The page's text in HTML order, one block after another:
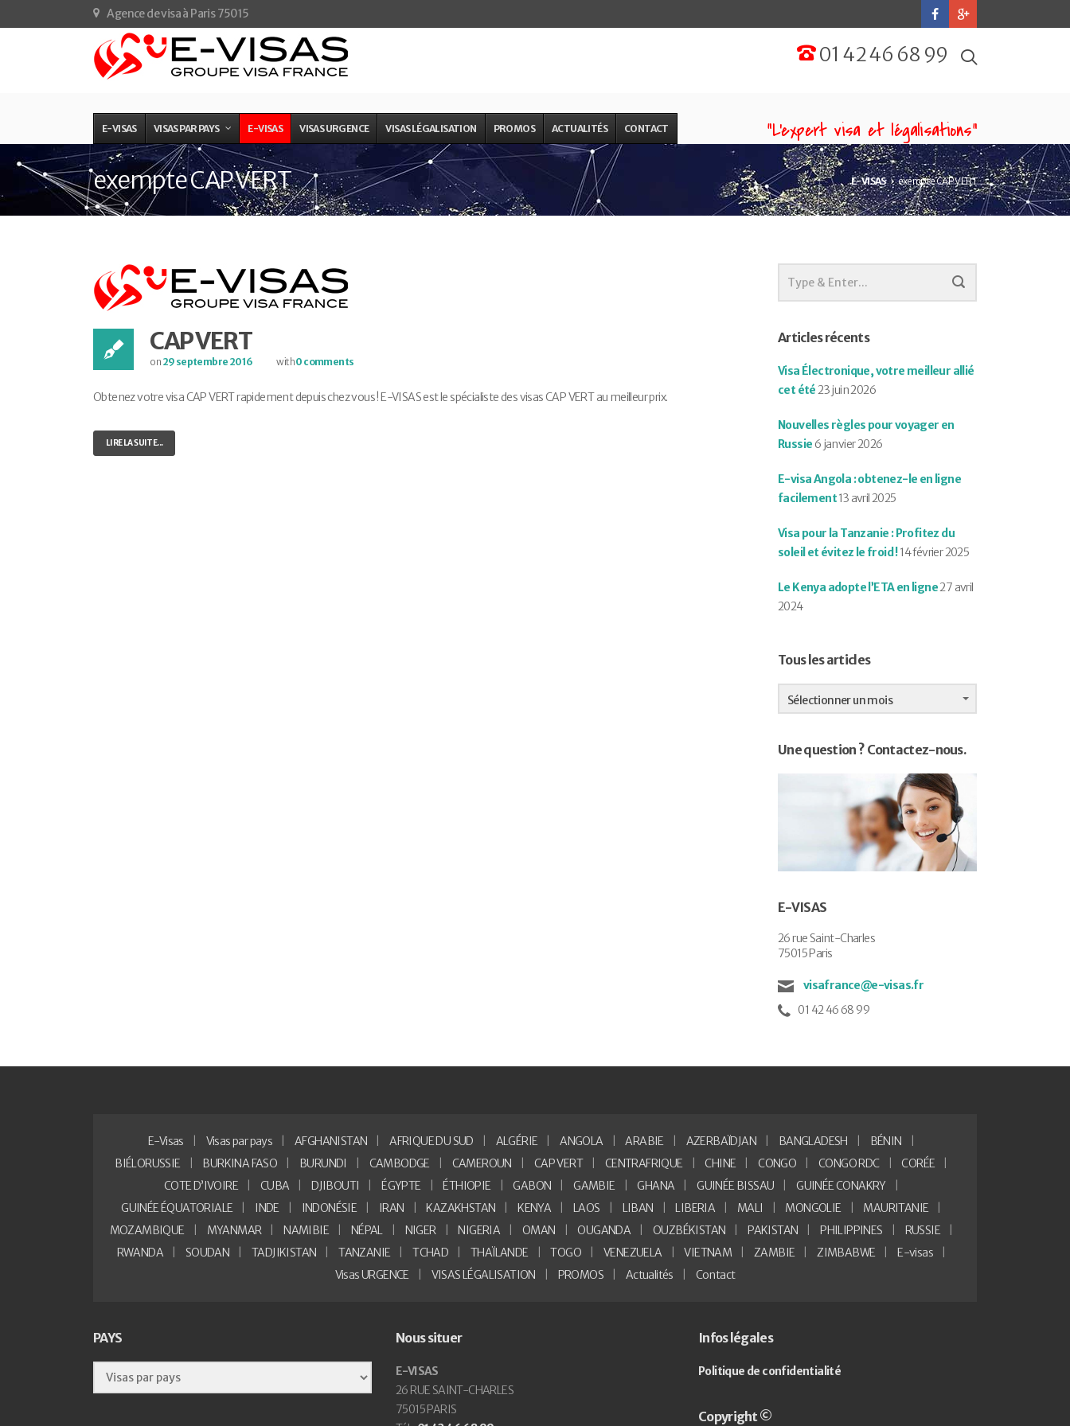
Agence de visa à Paris 75015
01 42 46 68 99
E-VISAS VISAS PAR PAYS E-VISAS VISAS URGENCE VISAS LÉGALISATION PROMOS ACTUALITÉS CONTACT “L'expert visa et légalisations”
exempte CAP VERT E-VISAS exempte CAP VERT
CAP VERT
on 29 septembre 2016 with0 comments
Obtenez votre visa CAP VERT rapidement depuis chez vous ! E-VISAS est le spécialiste des visas CAP VERT au meilleur prix.
LIRE LA SUITE...
Articles récents
Visa Électronique, votre meilleur allié
cet été23 juin 2026
Nouvelles règles pour voyager en
Russie 6 janvier 2026
E-visa Angola : obtenez-le en ligne
facilement13 avril 2025
Visa pour la Tanzanie : Profitez du
soleil et évitez le froid !14 février 2025
Le Kenya adopte l’ETA en ligne27 avril
2024
Tous les articles
Tous
les
articles
Sélectionner un mois
Une question ? Contactez-nous.
E-VISAS
26 rue Saint-Charles
75015 Paris
visafrance@e-visas.fr
01 42 46 68 99
E-Visas Visas par pays AFGHANISTAN AFRIQUE DU SUD ALGÉRIE ANGOLA ARABIE AZERBAÏDJAN BANGLADESH
BÉNIN
BIÉLORUSSIE
BURKINA FASO BURUNDI CAMBODGE CAMEROUN CAP VERT CENTRAFRIQUE CHINE CONGO CONGO RDC
CORÉE
COTE D’IVOIRE
CUBA DJIBOUTI ÉGYPTE ÉTHIOPIE GABON GAMBIE GHANA GUINÉE BISSAU
GUINÉE CONAKRY
GUINÉE ÉQUATORIALE
INDE INDONÉSIE IRAN KAZAKHSTAN KENYA LAOS LIBAN LIBERIA MALI MONGOLIE
MAURITANIE
MOZAMBIQUE
MYANMAR NAMIBIE NÉPAL NIGER NIGERIA OMAN OUGANDA OUZBÉKISTAN PAKISTAN PHILIPPINES
RUSSIE
RWANDA
SOUDAN TADJIKISTAN TANZANIE TCHAD THAÏLANDE TOGO VENEZUELA VIETNAM ZAMBIE ZIMBABWE
E-visas
Visas URGENCE
VISAS LÉGALISATION PROMOS Actualités Contact
PAYS Nous situer
E-VISAS
26 RUE SAINT-CHARLES
75015 PARIS
Infos légales
Politique de confidentialité
Copyright ©